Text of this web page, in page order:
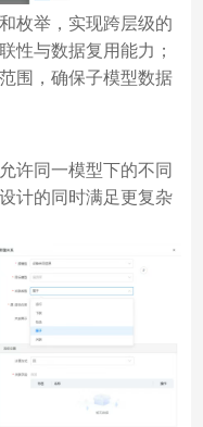
枚举，实现跨层级的
性与数据复用能力；
围，确保子模型数据
许同一模型下的不同
计的同时满足更复杂